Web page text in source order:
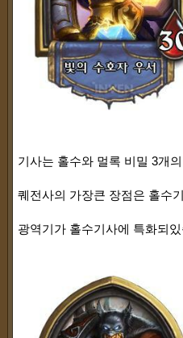
기사는 홀수와 멀록 비밀 3개
퀘전사의 가장큰 장점은 홀수
광역기가 홀수기사에 특화되